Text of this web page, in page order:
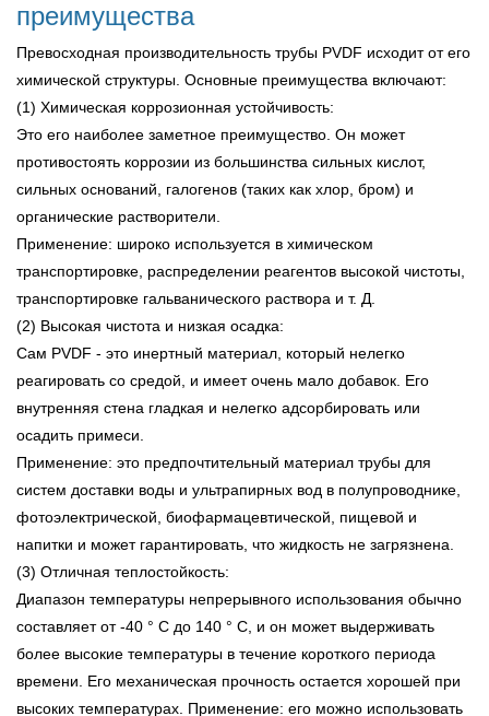
преимущества
Превосходная производительность трубы PVDF исходит от его
химической структуры. Основные преимущества включают:
(1) Химическая коррозионная устойчивость:
Это его наиболее заметное преимущество. Он может
противостоять коррозии из большинства сильных кислот,
сильных оснований, галогенов (таких как хлор, бром) и
органические растворители.
Применение: широко используется в химическом
транспортировке, распределении реагентов высокой чистоты,
транспортировке гальванического раствора и т. Д.
(2) Высокая чистота и низкая осадка:
Сам PVDF - это инертный материал, который нелегко
реагировать со средой, и имеет очень мало добавок. Его
внутренняя стена гладкая и нелегко адсорбировать или
осадить примеси.
Применение: это предпочтительный материал трубы для
систем доставки воды и ультрапирных вод в полупроводнике,
фотоэлектрической, биофармацевтической, пищевой и
напитки и может гарантировать, что жидкость не загрязнена.
(3) Отличная теплостойкость:
Диапазон температуры непрерывного использования обычно
составляет от -40 ° C до 140 ° C, и он может выдерживать
более высокие температуры в течение короткого периода
времени. Его механическая прочность остается хорошей при
высоких температурах. Применение: его можно использовать